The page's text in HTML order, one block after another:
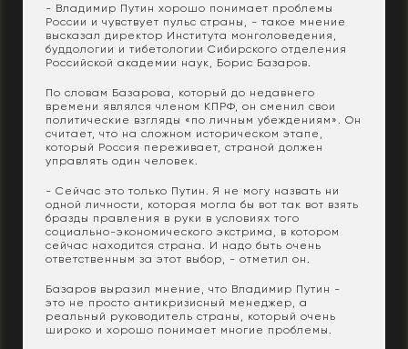
- Владимир Путин хорошо понимает проблемы
России и чувствует пульс страны, - такое мнение
высказал директор Института монголоведения,
буддологии и тибетологии Сибирского отделения
Российской академии наук, Борис Базаров.
По словам Базарова, который до недавнего
времени являлся членом КПРФ, он сменил свои
политические взгляды «по личным убеждениям». Он
считает, что на сложном историческом этапе,
который Россия переживает, страной должен
управлять один человек.
- Сейчас это только Путин. Я не могу назвать ни
одной личности, которая могла бы вот так вот взять
бразды правления в руки в условиях того
социально-экономического экстрима, в котором
сейчас находится страна. И надо быть очень
ответственным за этот выбор, - отметил он.
Базаров выразил мнение, что Владимир Путин -
это не просто антикризисный менеджер, а
реальный руководитель страны, который очень
широко и хорошо понимает многие проблемы.